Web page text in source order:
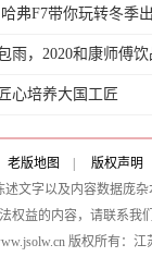
弗F7带你玩转冬季
雨，2020和康师傅
心培养大国工匠
老版地图 版权声明
文字以及内容数据庞
权益的内容，请联系我
版权所有：